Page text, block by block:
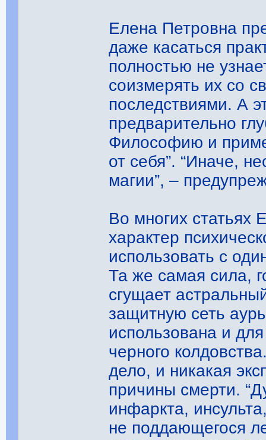
Елена Петровна
даже касаться
полностью не
соизмерять их со
последствиями. А
предварительно
Философию и
от себя”. “Иначе,
магии”, –
Во многих статьях
характер
использовать с
Та же самая сила,
сгущает
защитную сеть
использована и
черного
дело, и никакая
причины смерти.
инфаркта,
не поддающегося